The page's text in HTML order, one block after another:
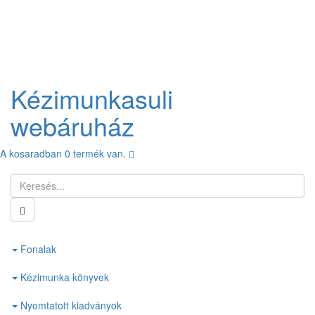
Kézimunkasuli
webáruház
A kosaradban 0 termék van.
Fonalak
Kézimunka könyvek
Nyomtatott kiadványok